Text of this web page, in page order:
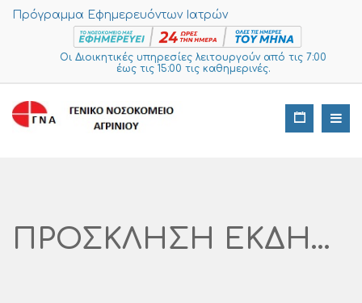
Πρόγραμμα Εφημερευόντων Ιατρών
Οι Διοικητικές υπηρεσίες λειτουργούν από τις 7:00
έως τις 15:00 τις καθημερινές.
ΠΡΟΣΚΛΗΣΗ ΕΚΔΗΛΩΣΗΣ ΕΝΔΙΑΦΕΡΟΝΤΟΣ ΓΙΑ ΤΗΝ ΥΠΗΡΕΣΙΑ ΔΙΑΧΕΙΡΙΣΗΣ ΠΡΟΓΡΑΜΜΑΤΟΣ ΓΙΑ ΤΟ ΚΛΕΙΣΙΜΟ ΡΑΝΤΕΒΟΥ ΤΗΣ ΓΡΑΜΜΑΤΕΙΑΣ ΕΞΩΤΕΡΙΚΩΝ ΙΑΤΡΕΙΩΝ ΑΡ. ΔΙΑΓΩΝΙΣΜΟΥ I SUPPLIES: 251 -2023